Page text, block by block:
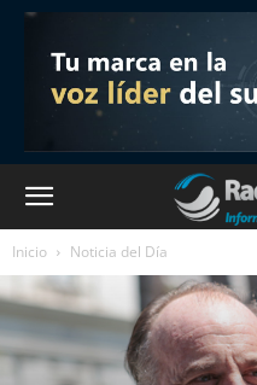
Inicio Noticia del Día